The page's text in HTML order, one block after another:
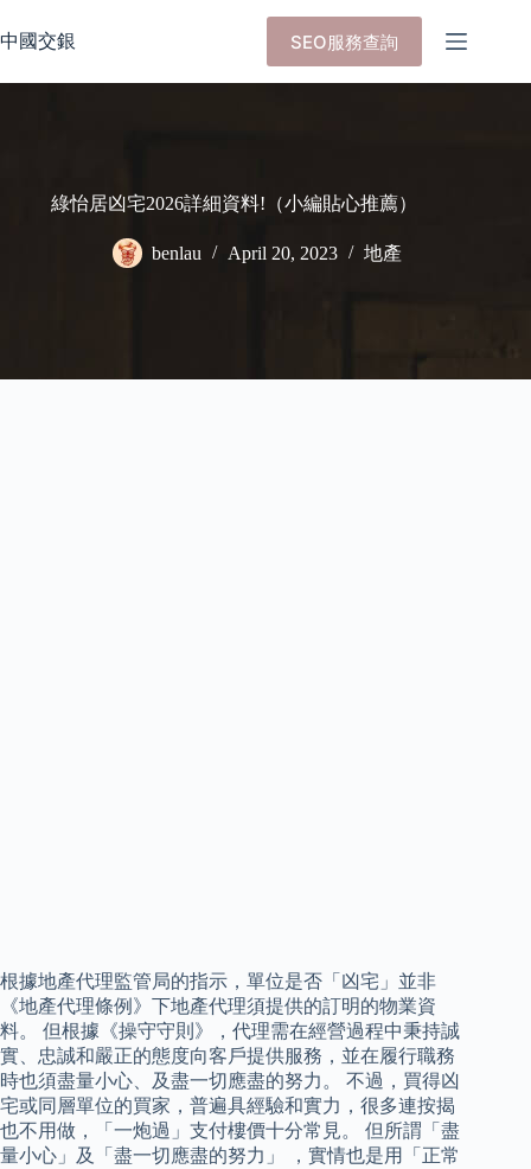
to
content
中國交銀 SEO服務查詢
綠怡居凶宅2026詳細資料!（小編貼心推薦）
benlau April 20, 2023 地產
根據地產代理監管局的指示，單位是否「凶宅」並非
《地產代理條例》下地產代理須提供的訂明的物業資
料。 但根據《操守守則》，代理需在經營過程中秉持誠
實、忠誠和嚴正的態度向客戶提供服務，並在履行職務
時也須盡量小心、及盡一切應盡的努力。 不過，買得凶
宅或同層單位的買家，普遍具經驗和實力，很多連按揭
也不用做，「一炮過」支付樓價十分常見。 但所謂「盡
量小心」及「盡一切應盡的努力」 ，實情也是用「正常